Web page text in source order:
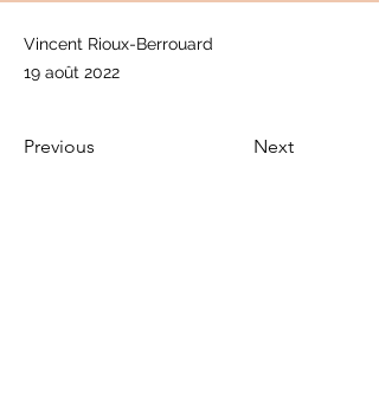
Vincent Rioux-Berrouard
19 août 2022
Previous Next